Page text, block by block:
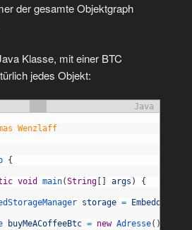
der gesamte Objektgraph
Klasse, mit einer BTC
jedes Objekt:
Java
Wenzlaff
{
void main(String args ) {
storage =
buyMeACoffeeBtc = new Adresse( )